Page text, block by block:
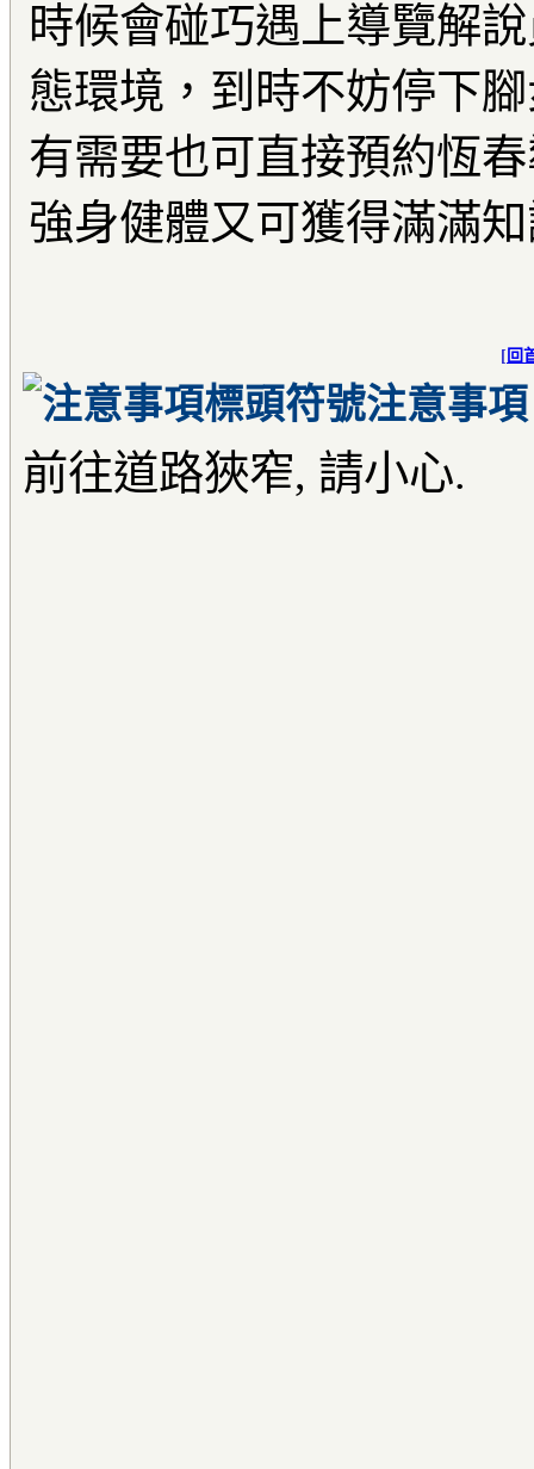
時候會碰巧遇上導覽解
態環境，到時不妨停下
有需要也可直接預約恆
強身健體又可獲得滿滿
[ 回
注意事項
前往道路狹窄, 請小心.